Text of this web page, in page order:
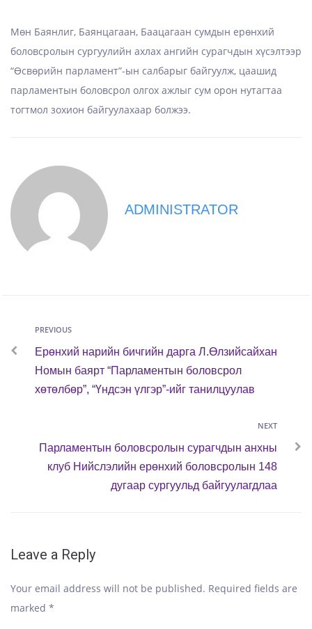
Мөн Баянлиг, Баянцагаан, Баацагаан сумдын ерөнхий
боловсролын сургуулийн ахлах ангийн сурагчдын хүсэлтээр
“Өсвөрийн парламент”-ын салбарыг байгуулж, цаашид
парламентын боловсрол олгох ажлыг сум орон нутагтаа
тогтмол зохион байгуулахаар болжээ.
ADMINISTRATOR
Post
navigation
Previous
PREVIOUS
Ерөнхий нарийн бичгийн дарга Л.Өлзийсайхан
Номын баярт “Парламентын боловсрол
хөтөлбөр”, “Үндсэн үлгэр”-ийг танилцуулав
NEXT
Парламентын боловсролын сурагчдын анхны
клуб Нийслэлийн ерөнхий боловсролын 148
дугаар сургуульд байгуулагдлаа
Leave a Reply
Your email address will not be published. Required fields are
marked *